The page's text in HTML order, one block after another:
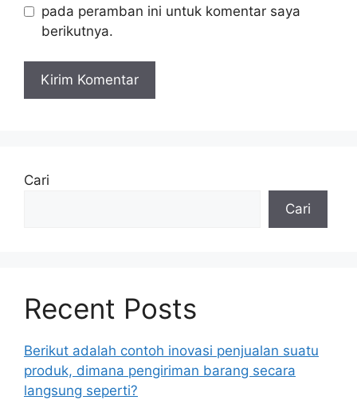
pada peramban ini untuk komentar saya
berikutnya.
Cari
Cari
Recent Posts
Berikut adalah contoh inovasi penjualan suatu
produk, dimana pengiriman barang secara
langsung seperti?